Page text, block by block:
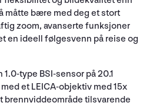
måtte bære med deg et stort
zoom, avanserte funksjoner
en ideell følgesvenn på reise og
type BSI-sensor på 20.1
et LEICA-objektiv med 15x
brennviddeområde tilsvarende